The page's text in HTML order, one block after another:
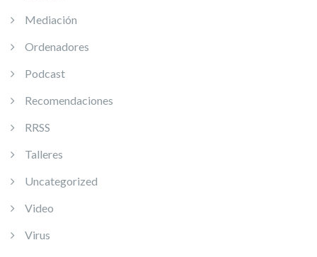
Mediación
Ordenadores
Podcast
Recomendaciones
RRSS
Talleres
Uncategorized
Video
Virus